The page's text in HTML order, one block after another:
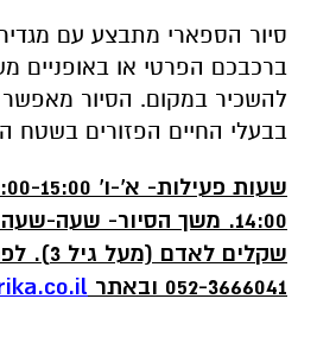
סיור הספארי מתבצע עם מגדיר
ברכבכם הפרטי או באופניים
להשכיר במקום. הסיור מאפשר
בבעלי החיים הפזורים בשטח
שקלים
052-3666041 ובאתר